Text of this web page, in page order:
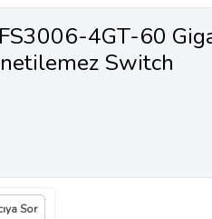
4GT-60
Switch
Sor